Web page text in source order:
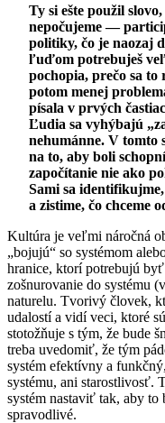
Ty si ešte použil
nepočujeme —
politiky, čo je naozaj
ľuďom potrebuješ
pochopia, prečo sa
potom menej
písala v prvých
Ľudia sa vyhýbajú
nehumánne. V
na to, aby boli
započítanie nie ako
Sami sa
a zistime, čo chceme
Kultúra je veľmi náročná
„bojujú“ so systémom
hranice, ktorí potrebujú
zošnurovanie do systému
naturelu. Tvorivý človek,
udalostí a vidí veci, ktoré
stotožňuje s tým, že bude
treba uvedomiť, že tým
systém efektívny a
systému, ani starostlivosť.
systém nastaviť tak, aby to
spravodlivé.